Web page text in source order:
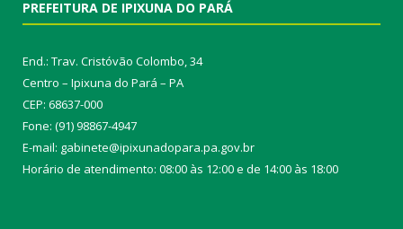
PREFEITURA DE IPIXUNA DO PARÁ
End.: Trav. Cristóvão Colombo, 34
Centro – Ipixuna do Pará – PA
CEP: 68637-000
Fone: (91) 98867-4947
E-mail: gabinete@ipixunadopara.pa.gov.br
Horário de atendimento: 08:00 às 12:00 e de 14:00 às 18:00